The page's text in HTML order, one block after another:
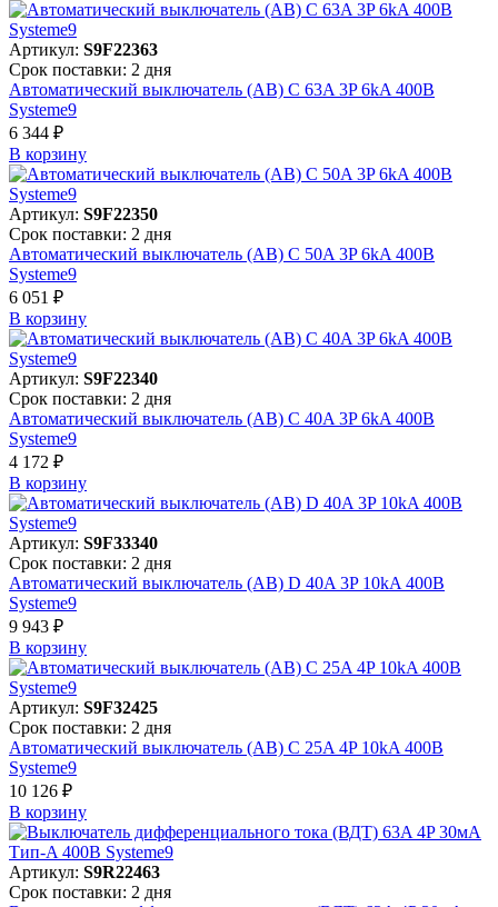
Артикул: S9F22363
Срок поставки: 2 дня
Автоматический выключатель (АВ) C 63A 3P 6kA 400В
Systeme9
6 344 ₽
В корзинy
Артикул: S9F22350
Срок поставки: 2 дня
Автоматический выключатель (АВ) C 50A 3P 6kA 400В
Systeme9
6 051 ₽
В корзинy
Артикул: S9F22340
Срок поставки: 2 дня
Автоматический выключатель (АВ) C 40A 3P 6kA 400В
Systeme9
4 172 ₽
В корзинy
Артикул: S9F33340
Срок поставки: 2 дня
Автоматический выключатель (АВ) D 40A 3P 10kA 400В
Systeme9
9 943 ₽
В корзинy
Артикул: S9F32425
Срок поставки: 2 дня
Автоматический выключатель (АВ) C 25A 4P 10kA 400В
Systeme9
10 126 ₽
В корзинy
Артикул: S9R22463
Срок поставки: 2 дня